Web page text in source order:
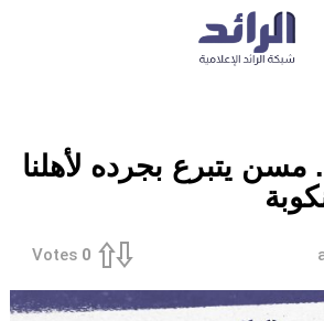
مسن يتبرع بجرده لأهلنا
0
Votes